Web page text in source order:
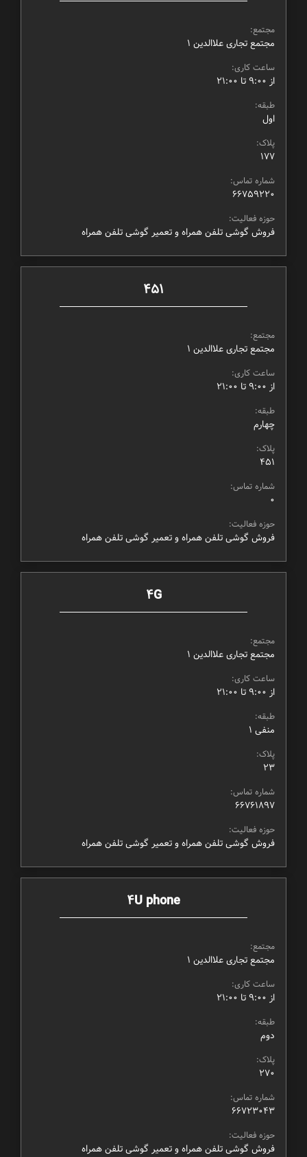
مجتمع:
مجتمع تجاری علاالدین ۱
ساعت کاری:
از ۹:۰۰ تا ۲۱:۰۰
طبقه:
اول
پلاک:
177
شماره تماس:
66759220
حوزه فعالیت:
فروش گوشی تلفن همراه و تعمیر گوشی تلفن همراه
451
مجتمع:
مجتمع تجاری علاالدین ۱
ساعت کاری:
از ۹:۰۰ تا ۲۱:۰۰
طبقه:
چهارم
پلاک:
451
شماره تماس:
0
حوزه فعالیت:
فروش گوشی تلفن همراه و تعمیر گوشی تلفن همراه
4G
مجتمع:
مجتمع تجاری علاالدین ۱
ساعت کاری:
از ۹:۰۰ تا ۲۱:۰۰
طبقه:
منفی ۱
پلاک:
23
شماره تماس:
66761897
حوزه فعالیت:
فروش گوشی تلفن همراه و تعمیر گوشی تلفن همراه
4U phone
مجتمع:
مجتمع تجاری علاالدین ۱
ساعت کاری:
از ۹:۰۰ تا ۲۱:۰۰
طبقه:
دوم
پلاک:
270
شماره تماس:
66723043
حوزه فعالیت:
فروش گوشی تلفن همراه و تعمیر گوشی تلفن همراه